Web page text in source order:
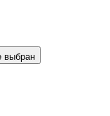
выбран